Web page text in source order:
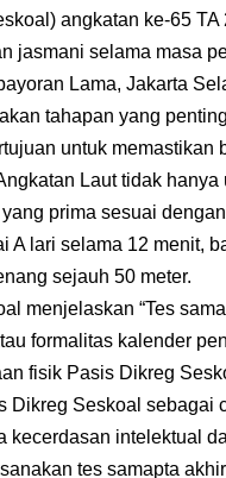
angkatan ke-65
jasmani selama masa
Lama, Jakarta
tahapan yang
untuk
Laut tidak
prima sesuai
A lari selama 12 menit,
sejauh 50 meter.
menjelaskan “Tes
formalitas kalender
fisik Pasis Dikreg
Dikreg Seskoal sebagai
kecerdasan intelektual
tes samapta